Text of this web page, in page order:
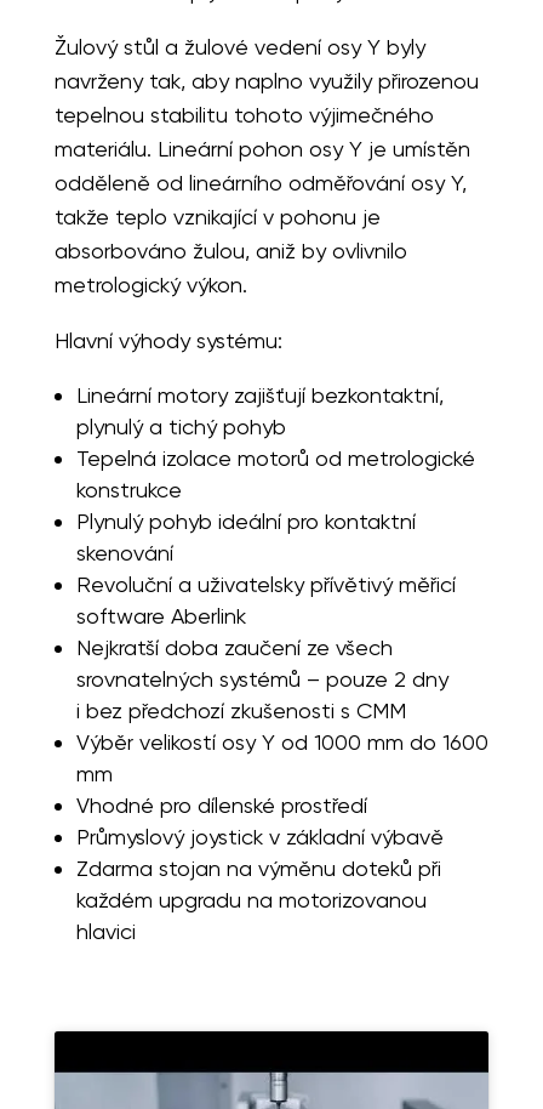
Žulový stůl a žulové vedení osy Y byly
navrženy tak, aby naplno využily přirozenou
tepelnou stabilitu tohoto výjimečného
materiálu. Lineární pohon osy Y je umístěn
odděleně od lineárního odměřování osy Y,
takže teplo vznikající v pohonu je
absorbováno žulou, aniž by ovlivnilo
metrologický výkon.
Hlavní výhody systému:
Lineární motory zajišťují bezkontaktní,
plynulý a tichý pohyb
Tepelná izolace motorů od metrologické
konstrukce
Plynulý pohyb ideální pro kontaktní
skenování
Revoluční a uživatelsky přívětivý měřicí
software Aberlink
Nejkratší doba zaučení ze všech
srovnatelných systémů – pouze 2 dny
i bez předchozí zkušenosti s CMM
Výběr velikostí osy Y od 1000 mm do 1600
mm
Vhodné pro dílenské prostředí
Průmyslový joystick v základní výbavě
Zdarma stojan na výměnu doteků při
každém upgradu na motorizovanou
hlavici